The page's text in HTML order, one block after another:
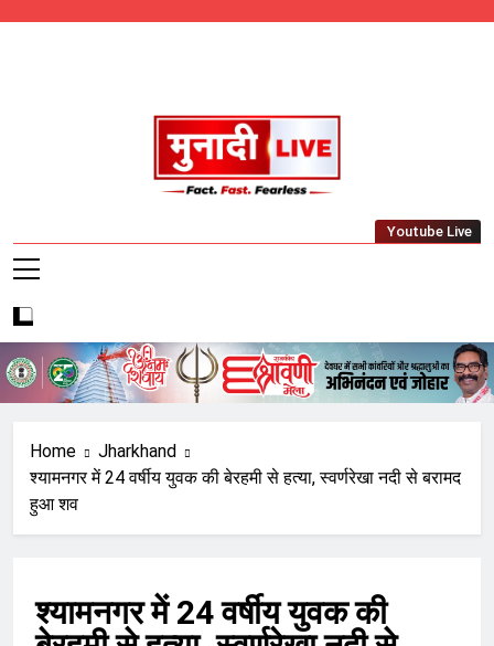
Munadi Live – Jharkhand's Leading Local
Youtube Live
Home
Jharkhand
श्यामनगर में 24 वर्षीय युवक की बेरहमी से हत्या, स्वर्णरेखा नदी से बरामद
हुआ शव
श्यामनगर में 24 वर्षीय युवक की